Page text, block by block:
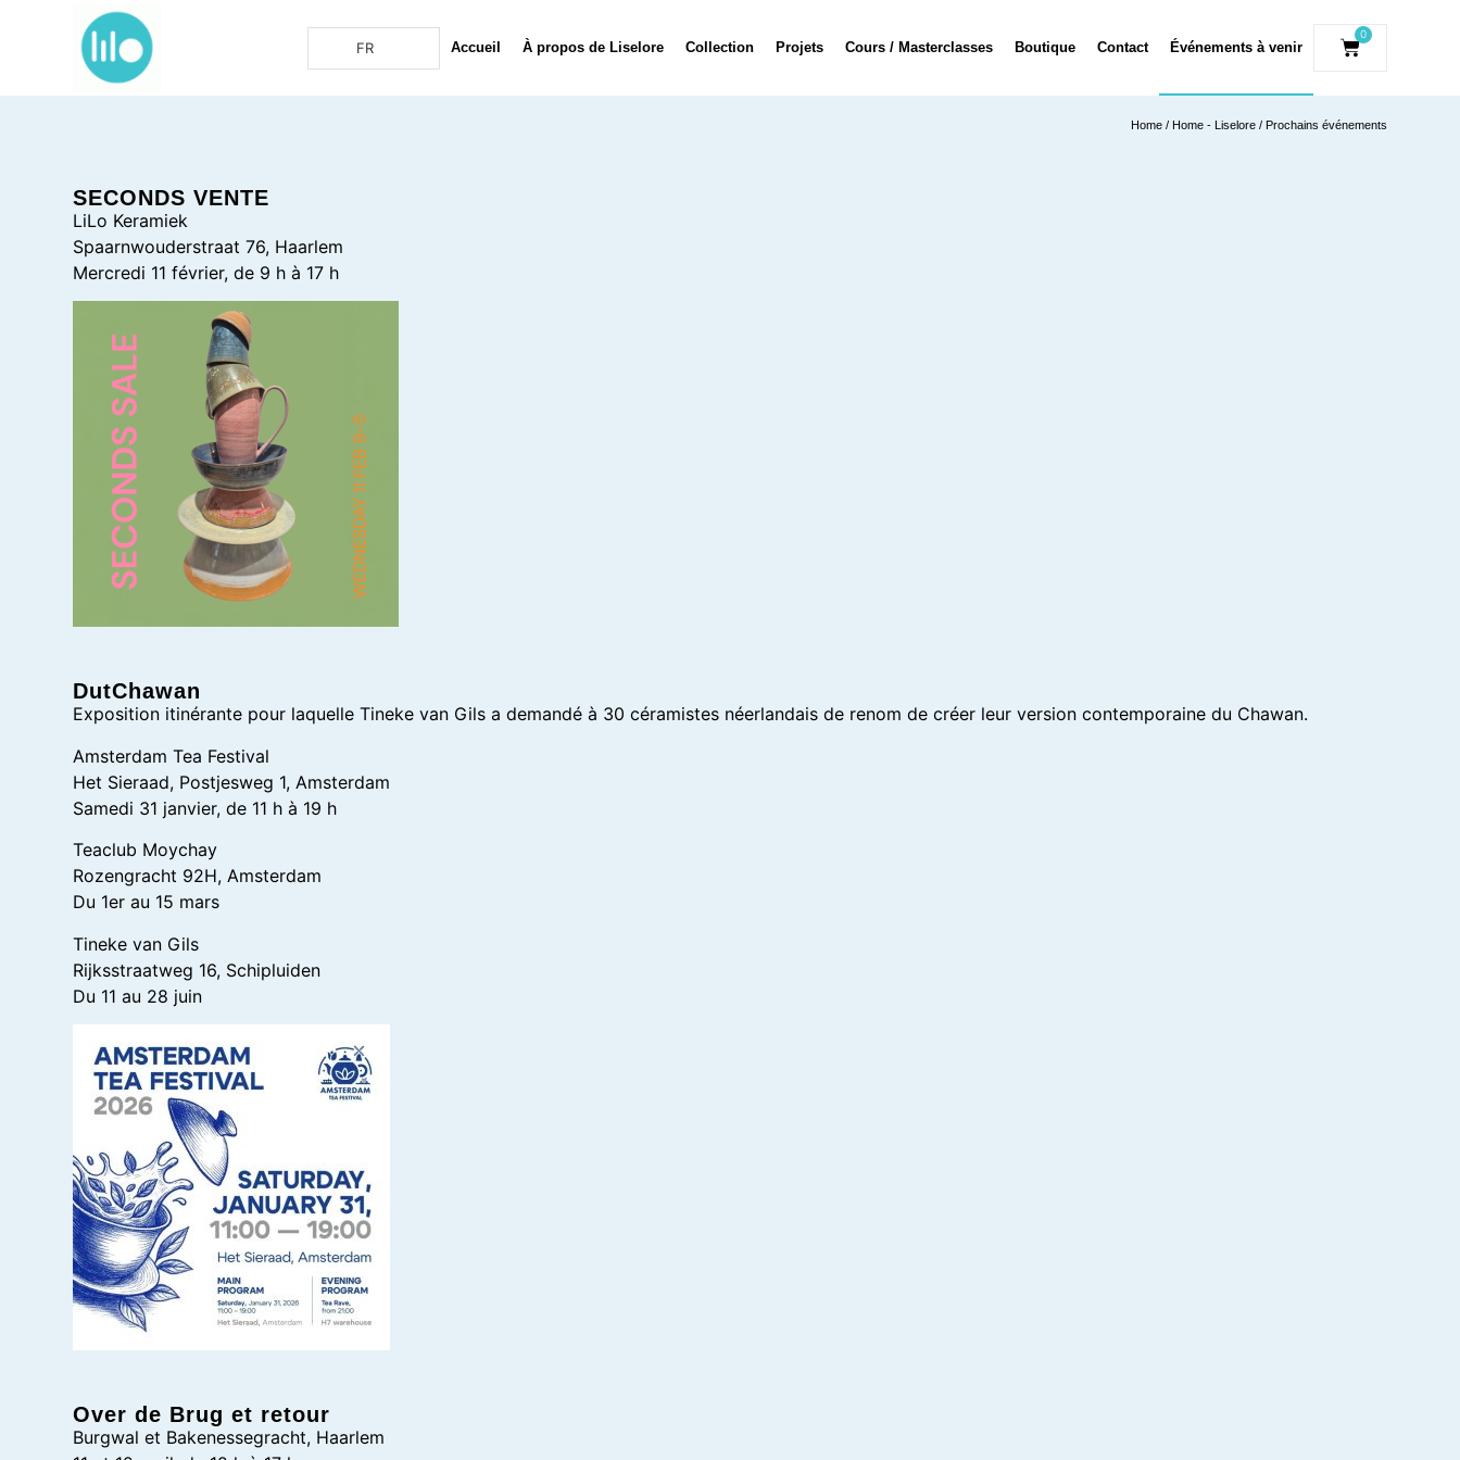
FR Accueil À propos de Liselore Collection Projets Cours / Masterclasses Boutique Contact Événements à venir
0
Home / Home - Liselore / Prochains événements
SECONDS VENTE
LiLo Keramiek
Spaarnwouderstraat 76, Haarlem
Mercredi 11 février, de 9 h à 17 h
DutChawan
Exposition itinérante pour laquelle Tineke van Gils a demandé à 30 céramistes néerlandais de renom de créer leur version contemporaine du Chawan.
Amsterdam Tea Festival
Het Sieraad, Postjesweg 1, Amsterdam
Samedi 31 janvier, de 11 h à 19 h
Teaclub Moychay
Rozengracht 92H, Amsterdam
Du 1er au 15 mars
Tineke van Gils
Rijksstraatweg 16, Schipluiden
Du 11 au 28 juin
Over de Brug et retour
Burgwal et Bakenessegracht, Haarlem